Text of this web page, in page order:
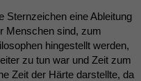
Sternzeichen eine Ableitung
Menschen sind, zum
hingestellt werden,
zu tun war und Zeit zum
Zeit der Härte darstellte, da